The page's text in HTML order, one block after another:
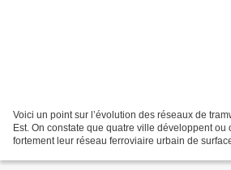
Voici un point sur l’évolution des réseaux de
Est. On constate que quatre ville développent
fortement leur réseau ferroviaire urbain de